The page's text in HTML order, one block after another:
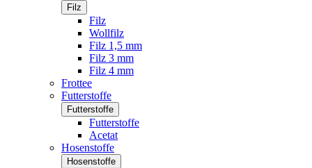
Filz
Filz
Wollfilz
Filz 1,5 mm
Filz 3 mm
Filz 4 mm
Frottee
Futterstoffe
Futterstoffe
Futterstoffe
Acetat
Hosenstoffe
Hosenstoffe